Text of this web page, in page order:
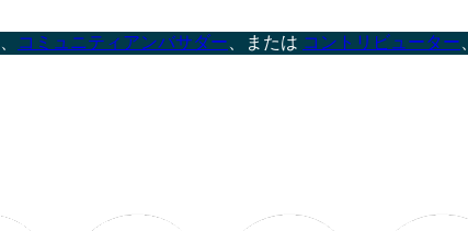
コミュニティアンバサダー 、または コントリビューター